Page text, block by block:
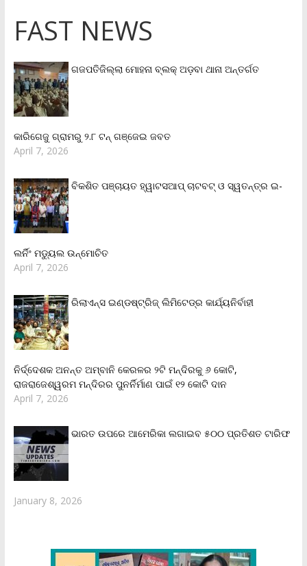
FAST NEWS
ଗଜପତିଜିଲ୍ଲା ମୋହନା ବ୍ଲକ୍‌ ଅଡ଼ବା ଥାନା ଅନ୍ତର୍ଗତ
କାରିଗେଜୁ ଗ୍ରାମରୁ ୨.୮ ଟନ୍ ଗଞ୍ଜେଇ ଜବତ
April 7, 2026
ବିକଶିତ ପଞ୍ଚାୟତ ହ୍ୱାଟସଆପ୍ ଚାଟବଟ୍ ଓ ସ୍ୱତନ୍ତ୍ର ଇ-
ଲର୍ନିଂ ମଡ୍ୟୁଲ ଉନ୍ମୋଚିତ
April 7, 2026
ରିଲାଏନ୍‌ସ ଇଣ୍ଡଷ୍ଟ୍ରିଜ୍ ଲିମିଟେଡ୍‌ର କାର୍ଯ୍ୟନିର୍ବାହୀ
ନିର୍ଦ୍ଦେଶକ ଅନନ୍ତ ଅମ୍ବାନି କେରଳର ୨ଟି ମନ୍ଦିରକୁ ୬ କୋଟି,
ରାଜରାଜେଶ୍ୱରମ ମନ୍ଦିରର ପୁନର୍ନିର୍ମାଣ ପାଇଁ ୧୨ କୋଟି ଦାନ
April 7, 2026
ଭାରତ ଉପରେ ଆମେରିକା ଲଗାଇବ ୫୦୦ ପ୍ରତିଶତ ଟାରିଫ
January 8, 2026